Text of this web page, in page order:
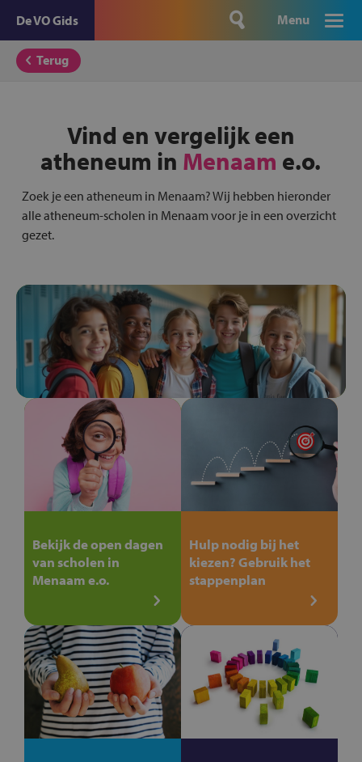
De VO Gids Menu
Terug
Vind en vergelijk een
atheneum in Menaam e.o.
Zoek je een atheneum in Menaam? Wij hebben hieronder
alle atheneum-scholen in Menaam voor je in een overzicht
gezet.
Bekijk de open dagen
van scholen in
Menaam e.o.
Hulp nodig bij het
kiezen? Gebruik het
stappenplan